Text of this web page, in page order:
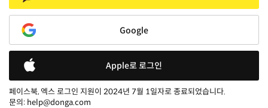
Google
Apple로 로그인
페이스북, 엑스 로그인 지원이 2024년 7월 1일자로 종료되었습니다.
문의: help@donga.com